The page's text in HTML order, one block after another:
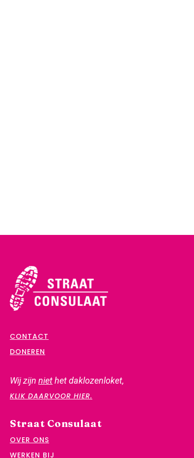
CONTACT
DONEREN
Wij zijn niethet daklozenloket,
KLIK DAARVOOR HIER.
Straat Consulaat
OVER ONS
WERKEN BIJ